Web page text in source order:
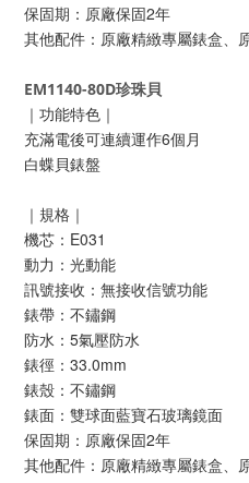
保固期：原廠保固2年
其他配件：原廠精緻專屬錶盒、
EM1140-80D珍珠貝
｜功能特色｜
充滿電後可連續運作6個月
白蝶貝錶盤
｜規格｜
機芯：E031
動力：光動能
訊號接收：無接收信號功能
錶帶：不鏽鋼
防水：5氣壓防水
錶徑：33.0mm
錶殼：不鏽鋼
錶面：雙球面藍寶石玻璃鏡面
保固期：原廠保固2年
其他配件：原廠精緻專屬錶盒、